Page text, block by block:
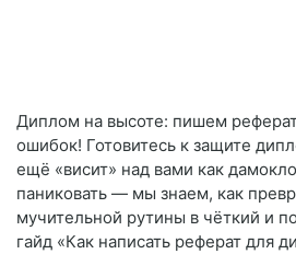
Диплом на высоте: пишем
ошибок! Готовитесь к защите
ещё «висит» над вами как
паниковать — мы знаем, как
мучительной рутины в чёткий и
гайд «Как написать реферат для